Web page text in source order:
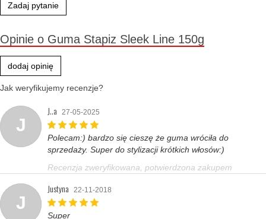
Zadaj pytanie
Opinie o Guma Stapiz Sleek Line 150g
dodaj opinię
Jak weryfikujemy recenzje?
J
J..a 27-05-2025
Polecam:) bardzo się cieszę że guma wróciła do
sprzedaży. Super do stylizacji krótkich włosów:)
Recenzja zweryfikowana, potwierdzona zakupem
J
Justyna 22-11-2018
Super